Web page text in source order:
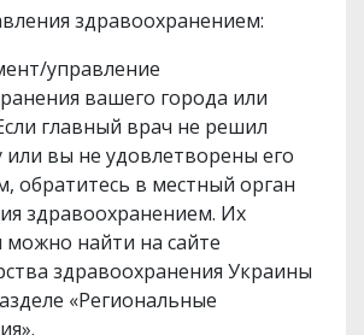
здравоохранением:
управление
вашего города или
главный врач не решил
или вы не удовлетворены его
обратитесь в местный орган
здравоохранением. Их
можно найти на сайте
здравоохранения Украины
«Региональные